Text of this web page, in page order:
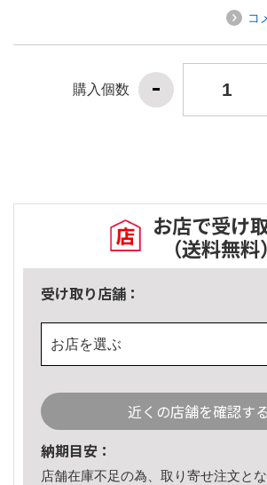
コ
購入個数
お店で受け
（送料無料）
受け取り店舗：
お店を選ぶ
近くの店舗を確認する
納期目安：
店舗在庫不足の為、取り寄せ注文とな